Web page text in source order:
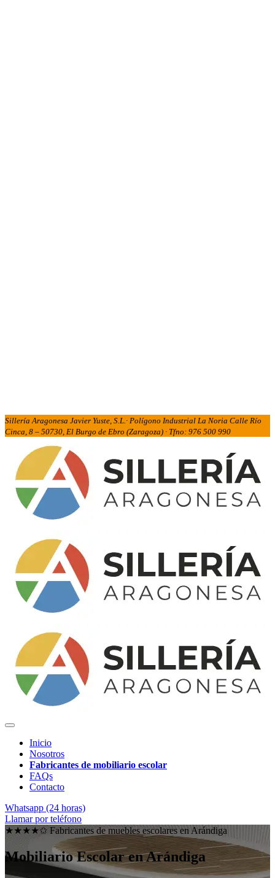
Sillería Aragonesa Javier Yuste, S.L.· Polígono Industrial La Noria Calle Río
Cinca, 8 – 50730, El Burgo de Ebro (Zaragoza) · Tfno: 976 500 990
Inicio
Nosotros
Fabricantes de mobiliario escolar
FAQs
Contacto
Whatsapp (24 horas)
Llamar por teléfono
★★★★✩ Fabricantes de muebles escolares en Arándiga
Mobiliario Escolar enArándiga